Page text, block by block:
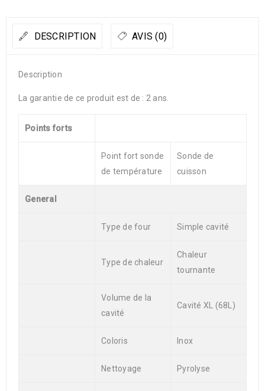
DESCRIPTION AVIS (0)
Description
La garantie de ce produit est de : 2 ans.
Points forts
Point fort sonde
de température
Sonde de
cuisson
General
Type de four Simple cavité
Type de chaleur
Chaleur
tournante
Volume de la
cavité
Cavité XL (68L)
Coloris Inox
Nettoyage Pyrolyse